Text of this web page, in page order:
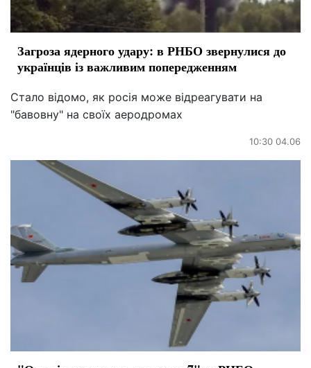
Загроза ядерного удару: в РНБО звернулися до
українців із важливим попередженням
Стало відомо, як росія може відреагувати на
"бавовну" на своїх аеродромах
10:30 04.06